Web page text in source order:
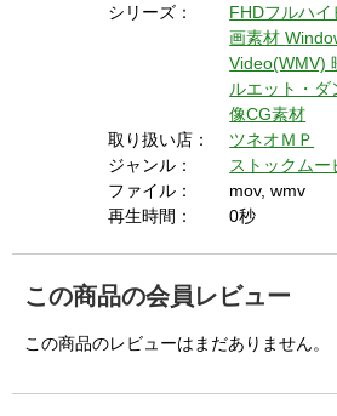
シリーズ：
FHDフルハイ
画素材
Video(WMV)
ルエット・
像CG素材
取り扱い店：
ツネオＭＰ
ジャンル：
ストックムー
ファイル：
mov, wmv
再生時間：
0秒
この商品の会員レビュー
この商品のレビューはまだありません。